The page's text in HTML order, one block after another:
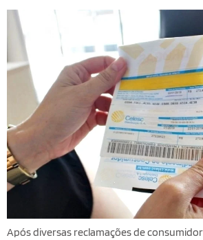
Após diversas reclamações de